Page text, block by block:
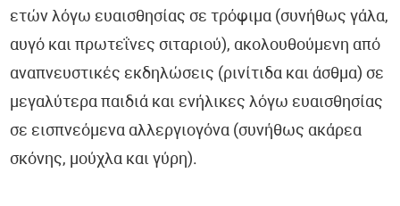
ετών λόγω ευαισθησίας σε τρόφιμα (συνήθως γάλα,
αυγό και πρωτεΐνες σιταριού), ακολουθούμενη από
αναπνευστικές εκδηλώσεις (ρινίτιδα και άσθμα) σε
μεγαλύτερα παιδιά και ενήλικες λόγω ευαισθησίας
σε εισπνεόμενα αλλεργιογόνα (συνήθως ακάρεα
σκόνης, μούχλα και γύρη).